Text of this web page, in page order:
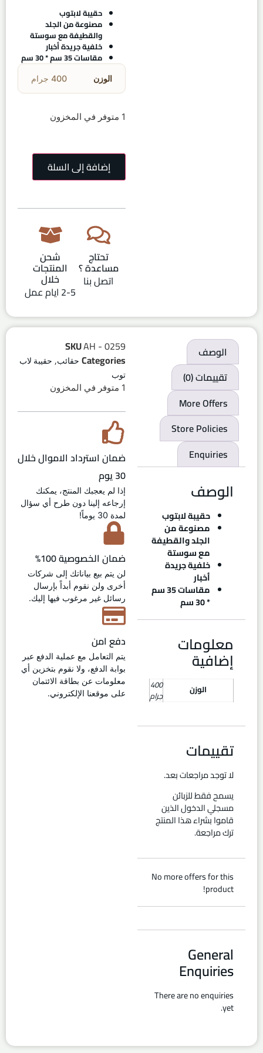
حقيبة لابتوب
مصنوعة من الجلد
والقطيفة مع سوستة
خلفية جريدة أخبار
مقاسات 35 سم * 30 سم
الوزن 400 جرام
1 متوفر في المخزون
إضافة إلى السلة
تحتاج
مساعدة ؟
اتصل بنا
شحن
المنتجات
خلال
2-5 ايام عمل
الوصف
تقييمات (0)
More Offers
Store Policies
Enquiries
الوصف
حقيبة لابتوب
مصنوعة من
الجلد والقطيفة
مع سوستة
خلفية جريدة
أخبار
مقاسات 35 سم
* 30 سم
معلومات
إضافية
الوزن 400
جرام
تقييمات
لا توجد مراجعات بعد.
يسمح فقط للزبائن
مسجلي الدخول الذين
قاموا بشراء هذا المنتج
ترك مراجعة.
No more offers for this
product!
General
Enquiries
There are no enquiries
yet.
SKUAH - 0259
Categories حقائب, حقيبة لاب
توب
1 متوفر في المخزون
ضمان استرداد الاموال خلال
30 يوم
إذا لم يعجبك المنتج، يمكنك
إرجاعه إلينا دون طرح أي سؤال
لمدة 30 يوماً!
ضمان الخصوصية 100%
لن يتم بيع بياناتك إلى شركات
أخرى ولن نقوم أبداً بإرسال
رسائل غير مرغوب فيها إليك.
دفع امن
يتم التعامل مع عملية الدفع عبر
بوابة الدفع، ولا نقوم بتخزين أي
معلومات عن بطاقة الائتمان
على موقعنا الإلكتروني.